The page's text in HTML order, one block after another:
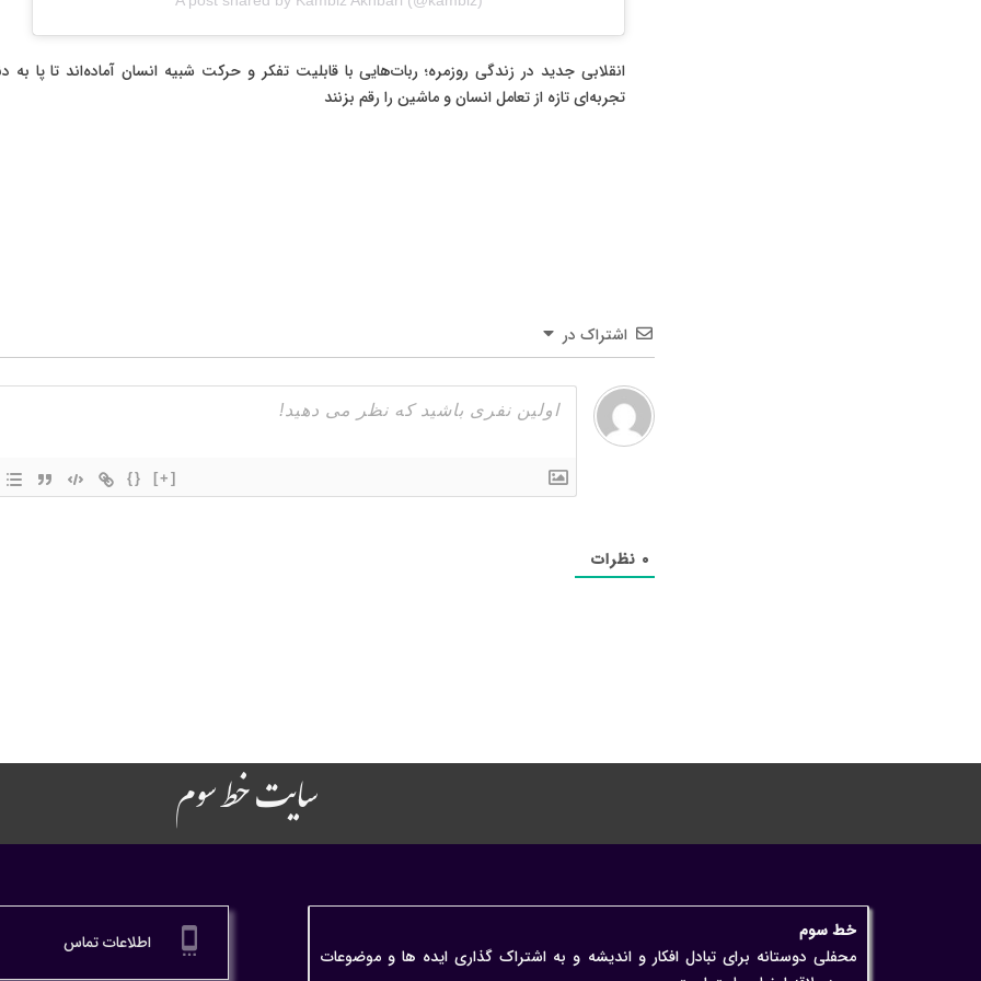
انقلابی جدید در زندگی روزمره؛ ربات‌هایی با قابلیت تفکر و حرکت شبیه انسان آماده‌اند تا پا به
تجربه‌ای تازه از تعامل انسان و ماشین را رقم بزنند
اشتراک در
{} [+]
۰ نظرات
سایت خط سوم
خط سوم
محفلی دوستانه برای تبادل افکار و اندیشه و به اشتراک گذاری ایده ها و موضوعات
settings_cell اطلاعات تماس